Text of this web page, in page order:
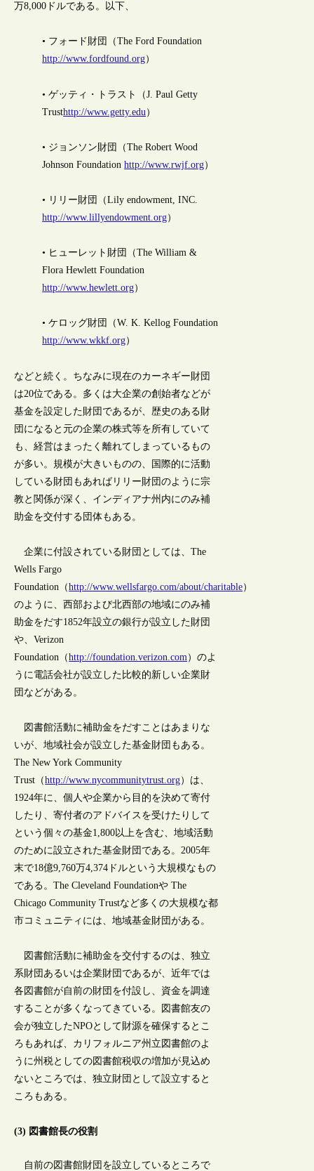
万8,000ドルである。以下、
• フォード財団（The Ford Foundation
http://www.fordfound.org）
• ゲッティ・トラスト（J. Paul Getty
Trusthttp://www.getty.edu ）
• ジョンソン財団（The Robert Wood
Johnson Foundationhttp://www.rwjf.org）
• リリー財団（Lily endowment, INC.
http://www.lillyendowment.org）
• ヒューレット財団（The William &
Flora Hewlett Foundation
http://www.hewlett.org）
• ケロッグ財団（W. K. Kellog Foundation
http://www.wkkf.org）
などと続く。ちなみに現在のカーネギー財団
は20位である。多くは大企業の創始者などが
基金を設定した財団であるが、歴史のある財
団になると元の企業の株式等を所有していて
も、経営はまったく離れてしまっているもの
が多い。規模が大きいものの、国際的に活動
している財団もあればリリー財団のように宗
教と関係が深く、インディアナ州内にのみ補
助金を交付する団体もある。
企業に付設されている財団としては、The
Wells Fargo
Foundation（http://www.wellsfargo.com/about/charitable）
のように、西部および北西部の地域にのみ補
助金をだす1852年設立の銀行が設立した財団
や、Verizon
Foundation（http://foundation.verizon.com ）のよ
うに電話会社が設立した比較的新しい企業財
団などがある。
図書館活動に補助金をだすことはあまりな
いが、地域社会が設立した基金財団もある。
The New York Community
Trust（http://www.nycommunitytrust.org）は、
1924年に、個人や企業から目的を決めて寄付
したり、寄付者のアドバイスを受けたりして
という個々の基金1,800以上を含む、地域活動
のために設立された基金財団である。2005年
末で18億9,760万4,374ドルという大規模なもの
である。The Cleveland Foundationや The
Chicago Community Trustなど多くの大規模な都
市コミュニティには、地域基金財団がある。
図書館活動に補助金を交付するのは、独立
系財団あるいは企業財団であるが、近年では
各図書館が自前の財団を付設し、資金を調達
することが多くなってきている。図書館友の
会が独立したNPOとして財源を確保するとこ
ろもあれば、カリフォルニア州立図書館のよ
うに州税としての図書館税収の増加が見込め
ないところでは、独立財団として設立すると
ころもある。
(3) 図書館長の役割
自前の図書館財団を設立しているところで